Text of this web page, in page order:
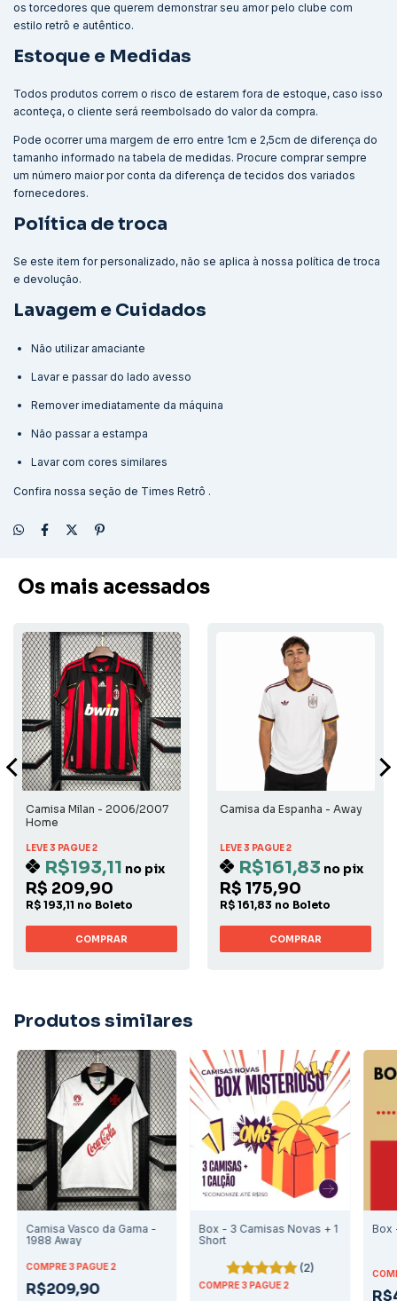
os torcedores que querem demonstrar seu amor pelo clube com
estilo retrô e autêntico.
Estoque e Medidas
Todos produtos correm o risco de estarem fora de estoque, caso isso
aconteça, o cliente será reembolsado do valor da compra.
Pode ocorrer uma margem de erro entre 1cm e 2,5cm de diferença do
tamanho informado na tabela de medidas. Procure comprar sempre
um número maior por conta da diferença de tecidos dos variados
fornecedores.
Política de troca
Se este item for personalizado, não se aplica à nossa política de troca
e devolução.
Lavagem e Cuidados
Não utilizar amaciante
Lavar e passar do lado avesso
Remover imediatamente da máquina
Não passar a estampa
Lavar com cores similares
Confira nossa seção de Times Retrô .
Os mais acessados
Camisa Milan - 2006/2007
Home
LEVE 3 PAGUE 2
R$193,11 no pix
R$ 209,90
R$ 193,11 no Boleto
COMPRAR
Camisa da Espanha - Away
LEVE 3 PAGUE 2
R$161,83 no pix
R$ 175,90
R$ 161,83 no Boleto
COMPRAR
Produtos similares
Camisa Vasco da Gama -
1988 Away
COMPRE 3 PAGUE 2
R$209,90
Box - 3 Camisas Novas + 1
Short
(2)
COMPRE 3 PAGUE 2
Box